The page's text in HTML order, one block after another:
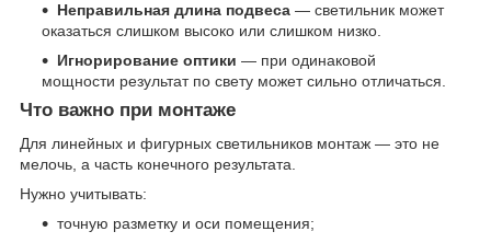
Неправильная длина подвеса — светильник может
оказаться слишком высоко или слишком низко.
Игнорирование оптики — при одинаковой
мощности результат по свету может сильно отличаться.
Что важно при монтаже
Для линейных и фигурных светильников монтаж — это не
мелочь, а часть конечного результата.
Нужно учитывать:
точную разметку и оси помещения;